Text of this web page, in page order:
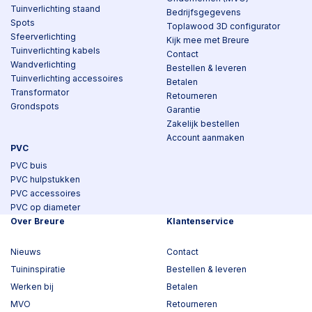
Tuinverlichting staand
Spots
Sfeerverlichting
Tuinverlichting kabels
Wandverlichting
Tuinverlichting accessoires
Transformator
Grondspots
PVC
PVC buis
PVC hulpstukken
PVC accessoires
PVC op diameter
Bedrijfsgegevens
Toplawood 3D configurator
Kijk mee met Breure
Contact
Bestellen & leveren
Betalen
Retourneren
Garantie
Zakelijk bestellen
Account aanmaken
Over Breure
Nieuws
Tuininspiratie
Werken bij
MVO
Klantenservice
Contact
Bestellen & leveren
Betalen
Retourneren